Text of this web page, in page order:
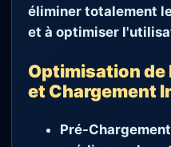
éliminer totalement
et à optimiser
Optimisation de
et Chargement
Pré-